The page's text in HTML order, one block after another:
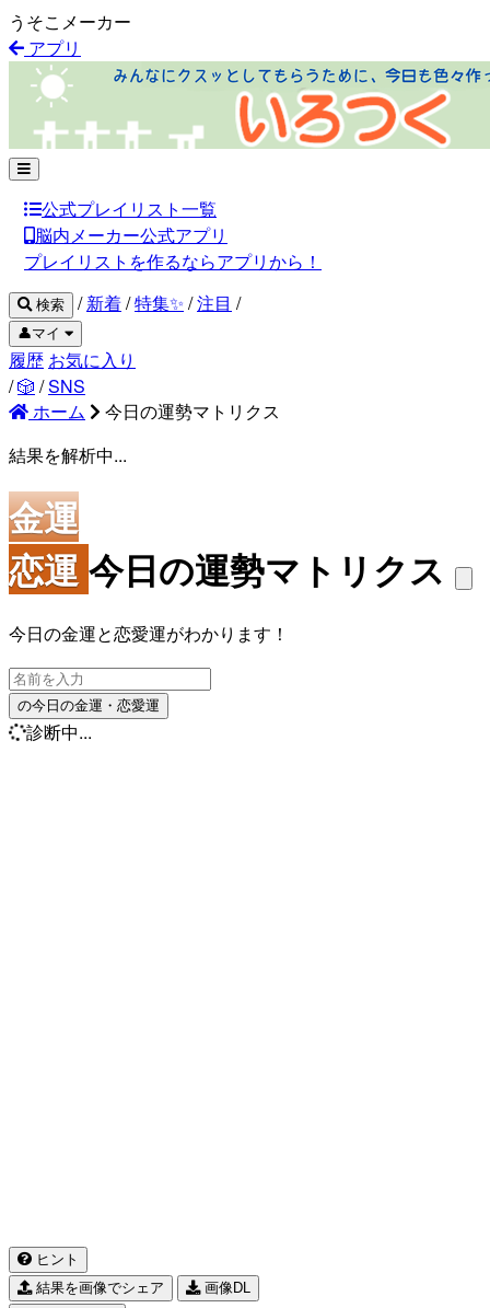
うそこメーカー
アプリ
公式プレイリスト一覧
脳内メーカー公式アプリ
プレイリストを作るならアプリから！
検索 / 新着/特集✨ /注目 /
👤マイ
履歴 お気に入り
/🎲 /SNS
ホーム
今日の運勢マトリクス
結果を解析中...
金運
恋運今日の運勢マトリクス
今日の金運と恋愛運がわかります！
の今日の金運・恋愛運
診断中...
ヒント
結果を画像でシェア
画像DL